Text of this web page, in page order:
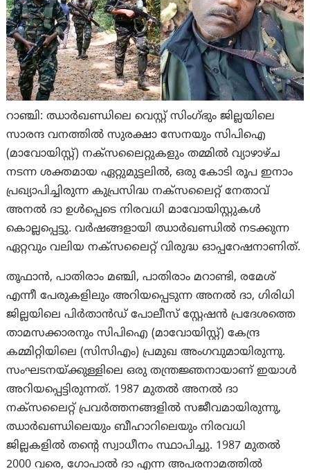
റാഞ്ചി: ഝാർഖണ്ഡിലെ വെസ്റ്റ് സിംഗ്ഭും ജില്ലയിലെ
സാരന്ദ വനത്തിൽ സുരക്ഷാ സേനയും സിപിഐ
(മാവോയിസ്റ്റ്) നക്സലൈറ്റുകളും തമ്മിൽ വ്യാഴാഴ്ച
നടന്ന ശക്തമായ ഏറ്റുമുട്ടലില്‍, ഒരു കോടി രൂപ ഇനാം
പ്രഖ്യാപിച്ചിരുന്ന കുപ്രസിദ്ധ നക്സലൈറ്റ് നേതാവ്
അനൽ ദാ ഉൾപ്പെടെ നിരവധി മാവോയിസ്റ്റുകൾ
കൊല്ലപ്പെട്ടു. വർഷങ്ങളായി ഝാർഖണ്ഡിൽ നടക്കുന്ന
ഏറ്റവും വലിയ നക്സലൈറ്റ് വിരുദ്ധ ഓപ്പറേഷനാണിത്.
തൂഫാൻ, പാതിരാം മഞ്ചി, പാതിരാം മറാണ്ടി, രമേശ്
എന്നീ പേരുകളിലും അറിയപ്പെടുന്ന അനൽ ദാ, ഗിരിധി
ജില്ലയിലെ പിർതാൻഡ് പോലീസ് സ്റ്റേഷൻ പ്രദേശത്തെ
താമസക്കാരനും സിപിഐ (മാവോയിസ്റ്റ്) കേന്ദ്ര
കമ്മിറ്റിയിലെ (സിസിഎം) പ്രമുഖ അംഗവുമായിരുന്നു.
സംഘടനയ്ക്കുള്ളിലെ ഒരു തന്ത്രജ്ഞനായാണ് ഇയാള്‍
അറിയപ്പെട്ടിരുന്നത്. 1987 മുതൽ അനൽ ദാ
നക്സലൈറ്റ് പ്രവർത്തനങ്ങളിൽ സജീവമായിരുന്നു,
ഝാർഖണ്ഡിലെയും ബീഹാറിലെയും നിരവധി
ജില്ലകളിൽ തന്റെ സ്വാധീനം സ്ഥാപിച്ചു. 1987 മുതൽ
2000 വരെ, ഗോപാൽ ദാ എന്ന അപരനാമത്തിൽ